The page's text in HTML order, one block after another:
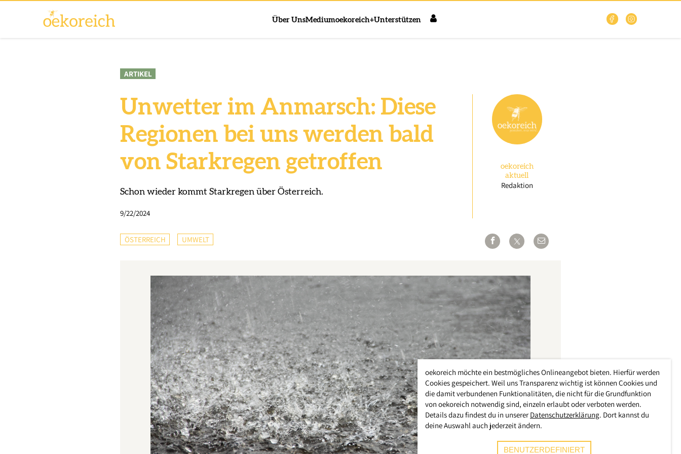
Über UnsMediumoekoreich+Unterstützen
ARTIKEL
Unwetter im Anmarsch: Diese
Regionen bei uns werden bald
von Starkregen getroffen
Schon wieder kommt Starkregen über Österreich.
9/22/2024
oekoreich
aktuell
Redaktion
ÖSTERREICH UMWELT
oekoreich möchte ein bestmögliches Onlineangebot bieten. Hierfür werden
Cookies gespeichert. Weil uns Transparenz wichtig ist können Cookies und
die damit verbundenen Funktionalitäten, die nicht für die Grundfunktion
von oekoreich notwendig sind, einzeln erlaubt oder verboten werden.
Details dazu findest du in unserer Datenschutzerklärung. Dort kannst du
deine Auswahl auch jederzeit ändern.
BENUTZERDEFINIERT